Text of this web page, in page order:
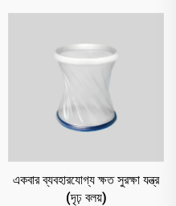
একবার ব্যবহারযোগ্য ক্ষত সুরক্ষা যন্ত্র
(দৃঢ় বলয়)